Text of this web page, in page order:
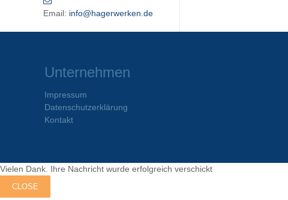
Email: info@hagerwerken.de
Unternehmen
Impressum
Datenschutzerklärung
Kontakt
Vielen Dank. Ihre Nachricht wurde erfolgreich verschickt
CLOSE